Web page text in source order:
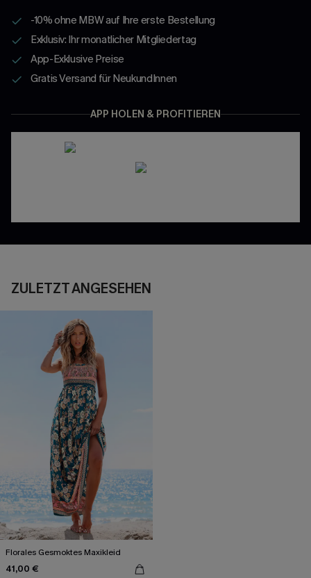
-10% ohne MBW auf Ihre erste Bestellung
Exklusiv: Ihr monatlicher Mitgliedertag
App-Exklusive Preise
Gratis Versand für NeukundInnen
APP HOLEN & PROFITIEREN
ZULETZT ANGESEHEN
Florales Gesmoktes Maxikleid
41,00 €